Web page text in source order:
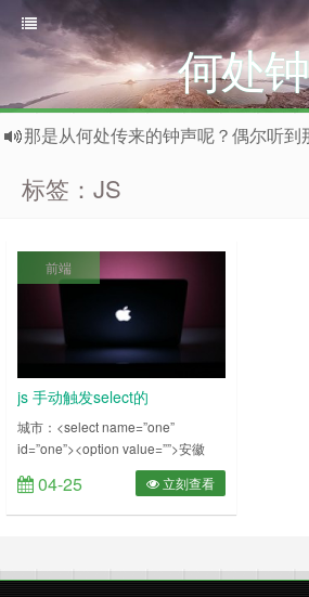
何处钟
标签：JS
前端
js 手动触发select的
mousedown事件(下拉效果)(或
者某组件长按效果)
城市：<select name=”one”
id=”one”><option value=””>安徽
</option><option value=””>南京
</option><option v……
04-25 立刻查看